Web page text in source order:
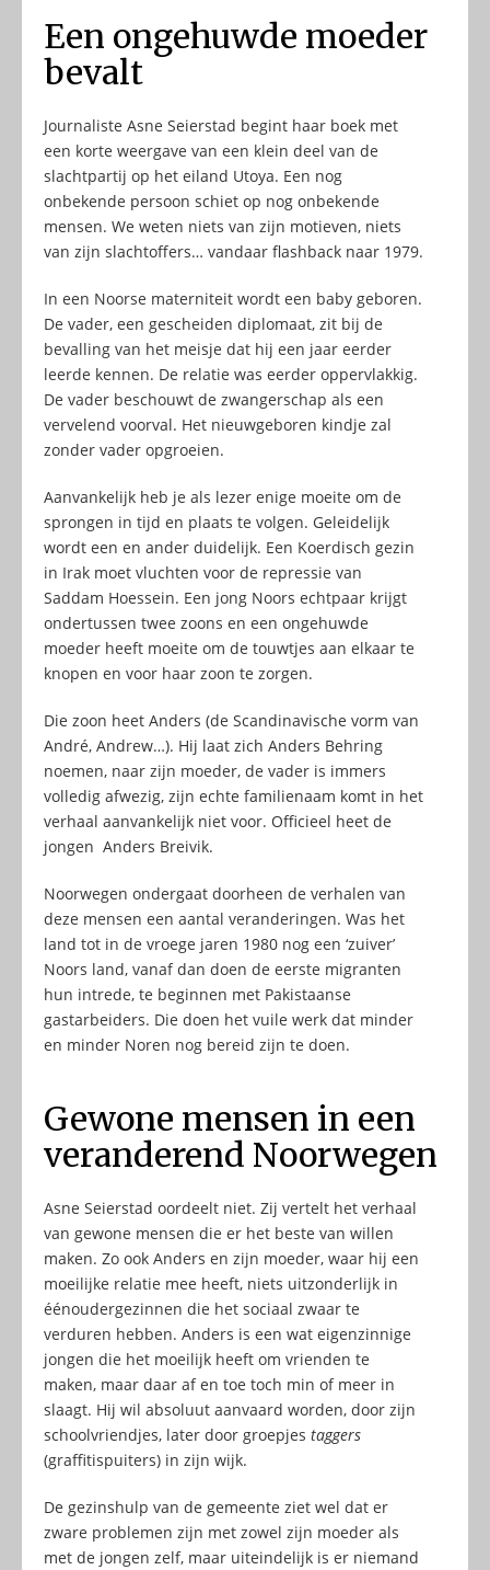
Een ongehuwde moeder
bevalt
Journaliste Asne Seierstad begint haar boek met
een korte weergave van een klein deel van de
slachtpartij op het eiland Utoya. Een nog
onbekende persoon schiet op nog onbekende
mensen. We weten niets van zijn motieven, niets
van zijn slachtoffers… vandaar flashback naar 1979.
In een Noorse materniteit wordt een baby geboren.
De vader, een gescheiden diplomaat, zit bij de
bevalling van het meisje dat hij een jaar eerder
leerde kennen. De relatie was eerder oppervlakkig.
De vader beschouwt de zwangerschap als een
vervelend voorval. Het nieuwgeboren kindje zal
zonder vader opgroeien.
Aanvankelijk heb je als lezer enige moeite om de
sprongen in tijd en plaats te volgen. Geleidelijk
wordt een en ander duidelijk. Een Koerdisch gezin
in Irak moet vluchten voor de repressie van
Saddam Hoessein. Een jong Noors echtpaar krijgt
ondertussen twee zoons en een ongehuwde
moeder heeft moeite om de touwtjes aan elkaar te
knopen en voor haar zoon te zorgen.
Die zoon heet Anders (de Scandinavische vorm van
André, Andrew…). Hij laat zich Anders Behring
noemen, naar zijn moeder, de vader is immers
volledig afwezig, zijn echte familienaam komt in het
verhaal aanvankelijk niet voor. Officieel heet de
jongen Anders Breivik.
Noorwegen ondergaat doorheen de verhalen van
deze mensen een aantal veranderingen. Was het
land tot in de vroege jaren 1980 nog een ‘zuiver’
Noors land, vanaf dan doen de eerste migranten
hun intrede, te beginnen met Pakistaanse
gastarbeiders. Die doen het vuile werk dat minder
en minder Noren nog bereid zijn te doen.
Gewone mensen in een
veranderend Noorwegen
Asne Seierstad oordeelt niet. Zij vertelt het verhaal
van gewone mensen die er het beste van willen
maken. Zo ook Anders en zijn moeder, waar hij een
moeilijke relatie mee heeft, niets uitzonderlijk in
éénoudergezinnen die het sociaal zwaar te
verduren hebben. Anders is een wat eigenzinnige
jongen die het moeilijk heeft om vrienden te
maken, maar daar af en toe toch min of meer in
slaagt. Hij wil absoluut aanvaard worden, door zijn
schoolvriendjes, later door groepjes taggers
(graffitispuiters) in zijn wijk.
De gezinshulp van de gemeente ziet wel dat er
zware problemen zijn met zowel zijn moeder als
met de jongen zelf, maar uiteindelijk is er niemand